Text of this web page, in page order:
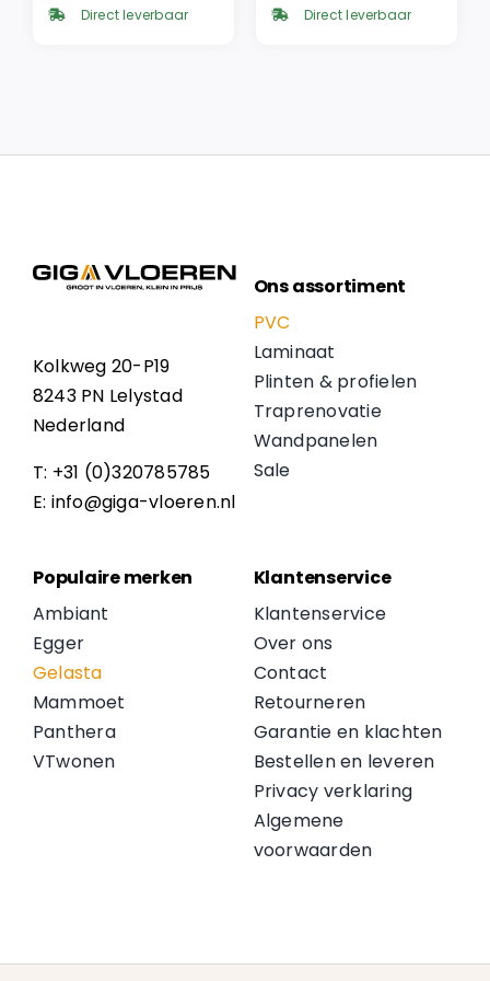
was:
is: Direct leverbaar was:
is: Direct leverbaar
Kolkweg 20-P19
8243 PN Lelystad
Nederland
T: +31 (0)320785785
E: info@giga-vloeren.nl
Ons assortiment
PVC
Laminaat
Plinten & profielen
Traprenovatie
Wandpanelen
Sale
Populaire merken
Ambiant
Egger
Gelasta
Mammoet
Panthera
VTwonen
Klantenservice
Klantenservice
Over ons
Contact
Retourneren
Garantie en klachten
Bestellen en leveren
Privacy verklaring
Algemene
voorwaarden